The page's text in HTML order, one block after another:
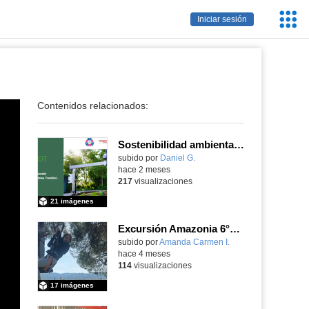
Iniciar sesión
Contenidos relacionados:
Sostenibilidad ambiental, eficiencia energética y sistemas de producción inteligente para la industria 4.0
subido por Daniel G.
21 imágenes
hace 2 meses
217visualizaciones
Excursión Amazonia 6°primaria
subido porAmanda Carmen I.
17 imágenes
hace 4 meses
114visualizaciones